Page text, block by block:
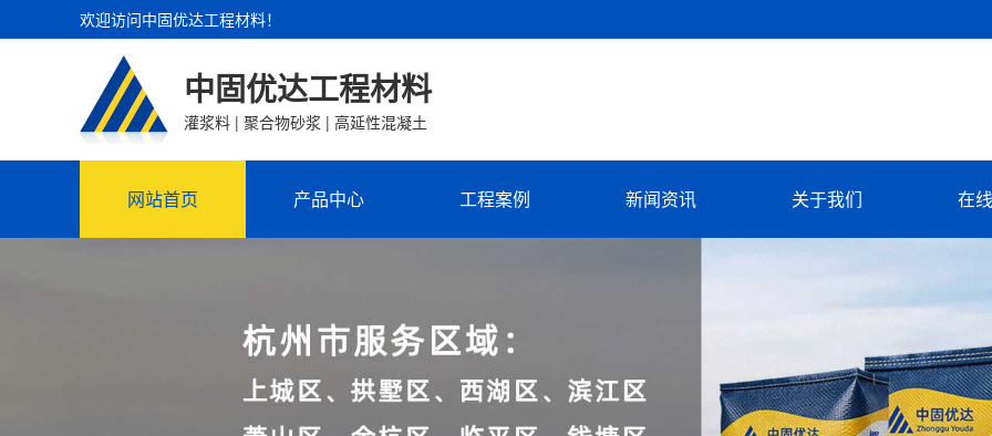
欢迎访问中固优达工程材料！
中固优达工程材料
灌浆料 | 聚合物砂浆 | 高延性混凝土
网站首页 产品中心 工程案例 新闻资讯 关于我们 在